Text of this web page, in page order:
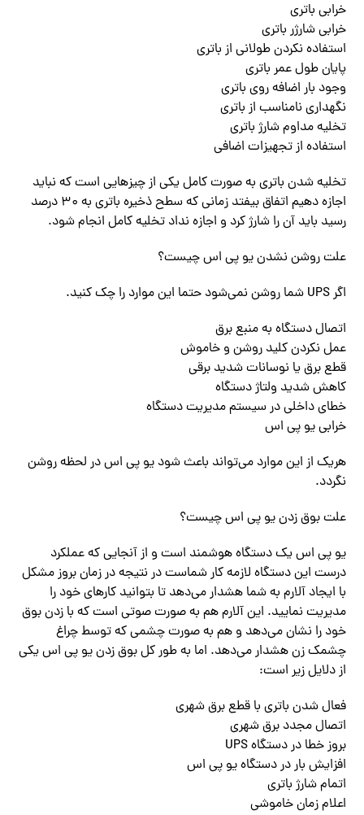
خرابی باتری
خرابی شارژر باتری
استفاده نکردن طولانی از باتری
پایان طول عمر باتری
وجود بار اضافه روی باتری
نگهداری نامناسب از باتری
تخلیه مداوم شارژ باتری
استفاده از تجهیزات اضافی
تخلیه شدن باتری به صورت کامل یکی از چیزهایی است که نباید
اجازه دهیم اتفاق بیفتد زمانی که سطح ذخیره باتری به ۳۰ درصد
رسید باید آن را شارژ کرد و اجازه نداد تخلیه کامل انجام شود.
علت روشن نشدن یو پی اس چیست؟
اگر UPS شما روشن‌ نمی‌شود حتما این موارد را چک کنید.
اتصال دستگاه به منبع برق
عمل نکردن کلید روشن و خاموش
قطع برق یا نوسانات شدید برقی
کاهش شدید ولتاژ دستگاه
خطای داخلی در سیستم مدیریت دستگاه
خرابی یو پی اس
هریک از این موارد‌ می‌تواند باعث شود یو پی اس در لحظه روشن
نگردد.
علت بوق زدن یو پی اس چیست؟
یو پی اس یک دستگاه هوشمند است و از آنجایی که عملکرد
درست این دستگاه لازمه کار شماست در نتیجه در زمان بروز مشکل
با ایجاد آلارم به شما هشدار‌ می‌دهد تا بتوانید کارهای خود را
مدیریت نمایید. این آلارم هم به صورت صوتی است که با زدن بوق
خود را نشان‌ می‌دهد و هم به صورت چشمی که توسط چراغ
چشمک زن هشدار‌ می‌دهد. اما به طور کل بوق زدن یو پی اس یکی
از دلایل زیر است:
فعال شدن باتری با قطع برق شهری
اتصال مجدد برق شهری
بروز خطا در دستگاه UPS
افزایش بار در دستگاه یو پی اس
اتمام شارژ باتری
اعلام زمان خاموشی